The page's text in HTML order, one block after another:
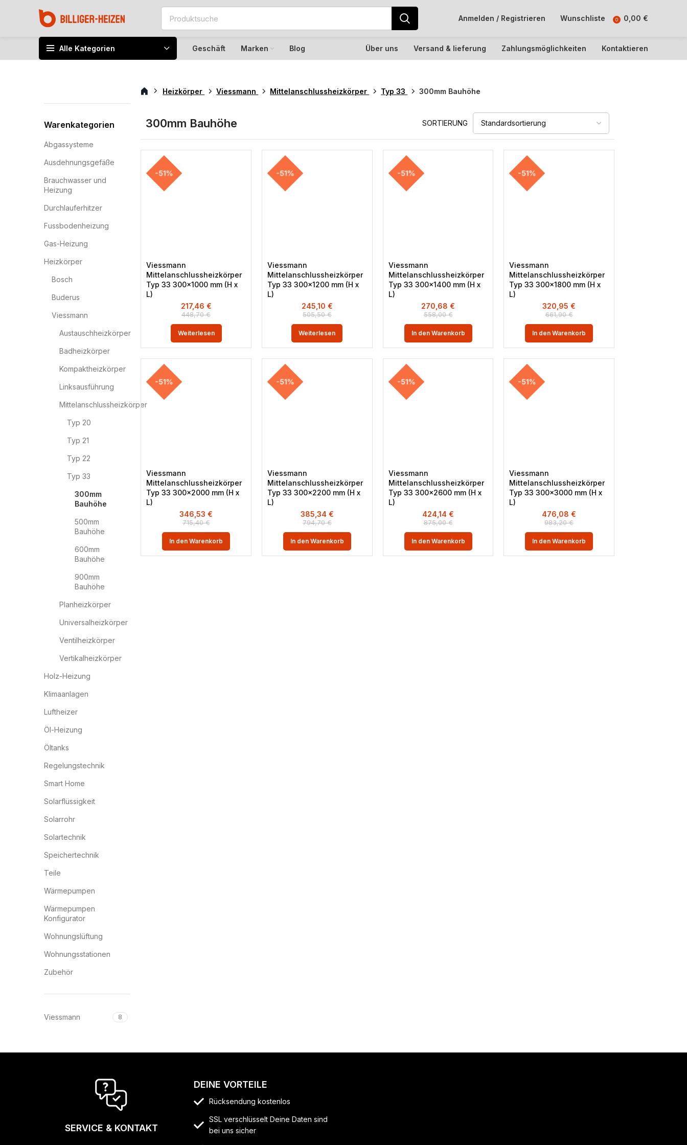
Anmelden / Registrieren Wunschliste 0 0,00 €
Alle Kategorien Geschäft Marken Blog Über uns Versand & lieferung Zahlungsmöglichkeiten Kontaktieren
Warenkategorien
Abgassysteme
Ausdehnungsgefäße
Brauchwasser und
Heizung
Durchlauferhitzer
Fussbodenheizung
Gas-Heizung
Heizkörper
Bosch
Buderus
Viessmann
Austauschheizkörper
Badheizkörper
Kompaktheizkörper
Linksausführung
Mittelanschlussheizkörper
Typ 20
Typ 21
Typ 22
Typ 33
300mm
Bauhöhe
500mm
Bauhöhe
600mm
Bauhöhe
900mm
Bauhöhe
Planheizkörper
Universalheizkörper
Ventilheizkörper
Vertikalheizkörper
Holz-Heizung
Klimaanlagen
Luftheizer
Öl-Heizung
Öltanks
Regelungstechnik
Smart Home
Solarflüssigkeit
Solarrohr
Solartechnik
Speichertechnik
Teile
Wärmepumpen
Wärmepumpen
Konfigurator
Wohnungslüftung
Wohnungsstationen
Zubehör
Viessmann 8
Heizkörper Viessmann Mittelanschlussheizkörper Typ 33 300mm Bauhöhe
300mm Bauhöhe SORTIERUNG
-51%
Viessmann
Mittelanschlussheizkörper
Typ 33 300×1000 mm (H x
L)
448,70€
217,46 €
Weiterlesen
-51%
Viessmann
Mittelanschlussheizkörper
Typ 33 300×1200 mm (H x
L)
505,50€
245,10 €
Weiterlesen
-51%
Viessmann
Mittelanschlussheizkörper
Typ 33 300×1400 mm (H x
L)
558,00€
270,68 €
In den Warenkorb
-51%
Viessmann
Mittelanschlussheizkörper
Typ 33 300×1800 mm (H x
L)
661,90€
320,95 €
In den Warenkorb
-51%
Viessmann
Mittelanschlussheizkörper
Typ 33 300×2000 mm (H x
L)
715,40€
346,53 €
In den Warenkorb
-51%
Viessmann
Mittelanschlussheizkörper
Typ 33 300×2200 mm (H x
L)
794,70€
385,34 €
In den Warenkorb
-51%
Viessmann
Mittelanschlussheizkörper
Typ 33 300×2600 mm (H x
L)
875,00€
424,14 €
In den Warenkorb
-51%
Viessmann
Mittelanschlussheizkörper
Typ 33 300×3000 mm (H x
L)
983,20€
476,08 €
In den Warenkorb
SERVICE & KONTAKT
DEINE VORTEILE
Rücksendung kostenlos
SSL verschlüsselt Deine Daten sind
bei uns sicher